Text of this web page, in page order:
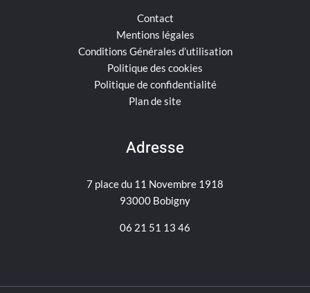
Contact
Mentions légales
Conditions Générales d’utilisation
Politique des cookies
Politique de confidentialité
Plan de site
Adresse
7 place du 11 Novembre 1918
93000 Bobigny
06 21 51 13 46